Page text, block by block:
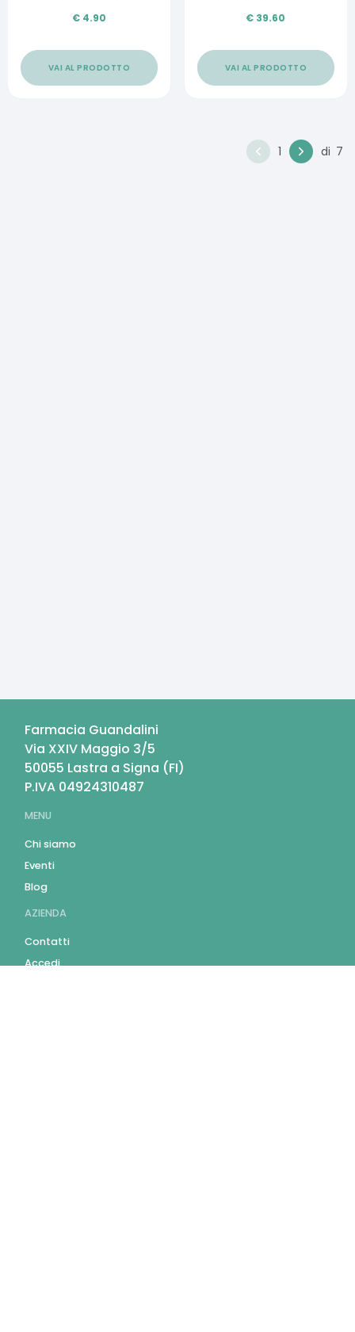
€ 4.90
VAI AL PRODOTTO
€ 39.60
VAI AL PRODOTTO
1 di 7
Farmacia Guandalini
Via XXIV Maggio 3/5
50055 Lastra a Signa (FI)
P.IVA 04924310487
MENU
Chi siamo
Eventi
Blog
AZIENDA
Contatti
Accedi